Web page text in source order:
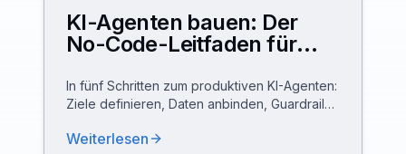
KI-Agenten bauen: Der
No-Code-Leitfaden für
In fünf Schritten zum produktiven KI-Agenten:
Ziele definieren, Daten anbinden, Guardrails
– ohne Code und DSGVO-konform.
Weiterlesen